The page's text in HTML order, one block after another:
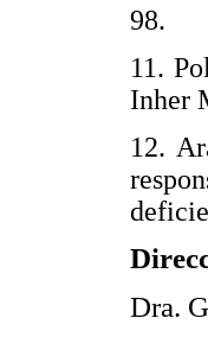
98.
11.
Inher
12.
Dra.